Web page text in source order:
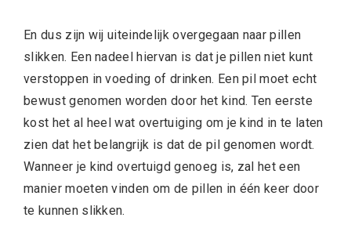
En dus zijn wij uiteindelijk overgegaan naar pillen
slikken. Een nadeel hiervan is dat je pillen niet kunt
verstoppen in voeding of drinken. Een pil moet echt
bewust genomen worden door het kind. Ten eerste
kost het al heel wat overtuiging om je kind in te laten
zien dat het belangrijk is dat de pil genomen wordt.
Wanneer je kind overtuigd genoeg is, zal het een
manier moeten vinden om de pillen in één keer door
te kunnen slikken.